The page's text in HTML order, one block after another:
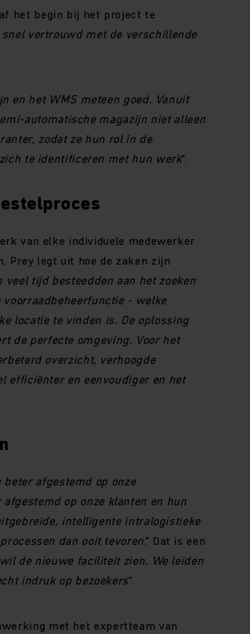
het begin bij het project te
vertrouwd met de verschillende
en het WMS meteen goed. Vanuit
automatische magazijn niet alleen
zodat ze hun rol in de
te identificeren met hun werk".
van elke individuele medewerker
Prey legt uit hoe de zaken zijn
tijd besteedden aan het zoeken
- welke
locatie te vinden is. De oplossing
de perfecte omgeving. Voor het
overzicht, verhoogde
efficiënter en eenvoudiger en het
afgestemd op onze
op onze klanten en hun
intelligente intralogistieke
dan ooit tevoren." Dat is een
de nieuwe faciliteit zien. We leiden
indruk op bezoekers".
met het expertteam van